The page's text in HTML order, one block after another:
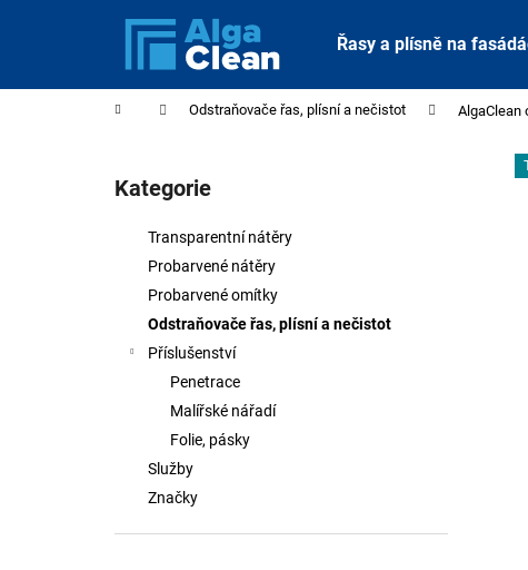
Řasy a plísně na
Domů Odstraňovače řas, plísní a nečistot AlgaClean
Přeskočit
kategorie
Kategorie
Transparentní nátěry
Probarvené nátěry
Probarvené omítky
Odstraňovače řas, plísní a nečistot
Příslušenství
Penetrace
Malířské nářadí
Folie, pásky
Služby
Značky
do
do
WEBER ODSTRAŇOVAČ ŘAS, MECHŮ A